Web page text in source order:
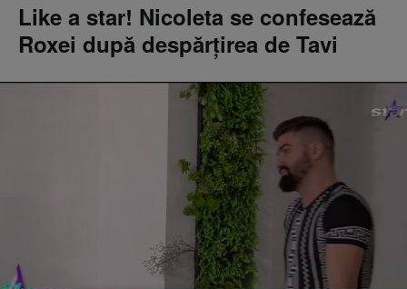
Like a star! Nicoleta se confesează
Roxei după despărțirea de Tavi